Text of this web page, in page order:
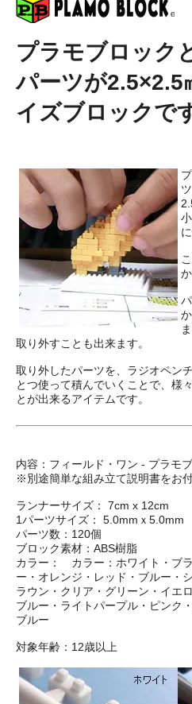
プラモブロック
パーツが2.5×2.5
イズブロックで
取り外すことも出来ます。
取り外したパーツを、ラジオペン
とつ使って積んでいくことで、様
とが出来るアイテムです。
内容：フィールド・ワン - プラモ
※別途簡単な組み立て説明書をお
ランナーサイズ： 7cm x 12cm
1パーツサイズ： 5.0mmｘ5.0mm
パーツ数：120個
ブロック素材：ABS樹脂
カラー： カラー：ホワイト・ブ
ー・オレンジ・レッド・ブルー・
ラウン・クリア・グリーン・イエ
ブルー・ライトパープル・ピンク
ブルー
対象年齢：12歳以上